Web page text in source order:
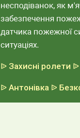
несподіванок, як
забезпечення
датчика пожежної
ситуаціях.
ᐉ Захисні ролети ᐉ
ᐉ Антонівка ᐉ